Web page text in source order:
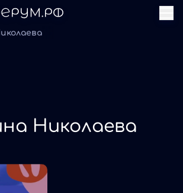
Николаева